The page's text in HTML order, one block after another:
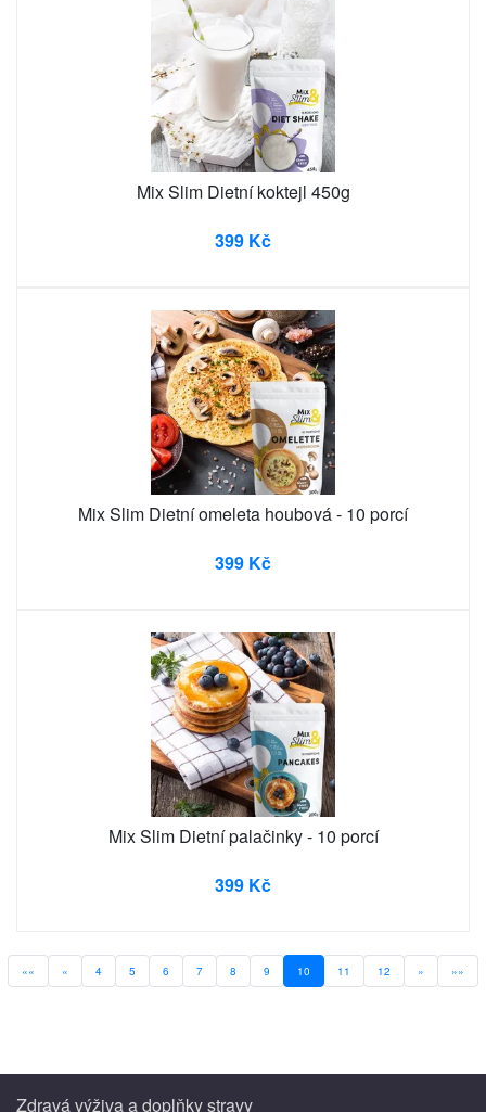
Mix Slim Dietní koktejl 450g
399 Kč
Mix Slim Dietní omeleta houbová - 10 porcí
399 Kč
Mix Slim Dietní palačinky - 10 porcí
399 Kč
«« « 4 5 6 7 8 9 10 11 12 » »»
Zdravá výživa a doplňky stravy